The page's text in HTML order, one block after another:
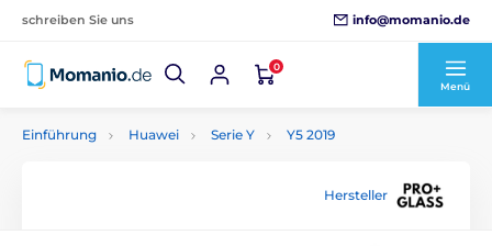
schreiben Sie uns info@momanio.de
0
Menü
Einführung Huawei Serie Y Y5 2019
Hersteller